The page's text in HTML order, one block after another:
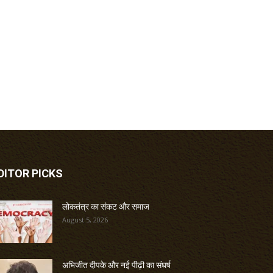
PICKS
लोकतंत्र का संकट और समाज
August 5, 2026
अभिजीत दीपके और नई पीढ़ी का संघर्ष